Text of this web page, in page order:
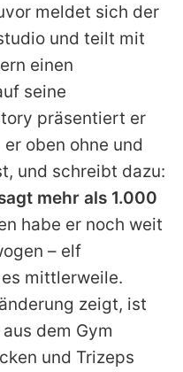
meldet sich der
und teilt mit
einen
seine
präsentiert er
oben ohne und
und schreibt dazu:
mehr als 1.000
habe er noch weit
– elf
mittlerweile.
zeigt, ist
dem Gym
und Trizeps